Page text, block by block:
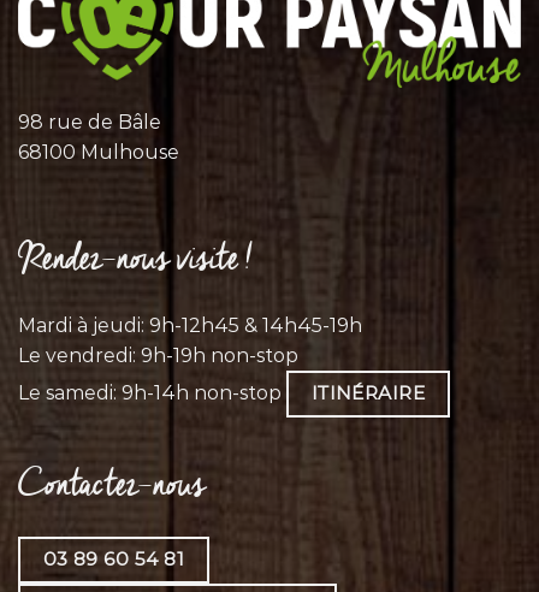
98 rue de Bâle
68100 Mulhouse
Rendez-nous visite !
Mardi à jeudi: 9h-12h45 & 14h45-19h
Le vendredi: 9h-19h non-stop
Le samedi: 9h-14h non-stop
ITINÉRAIRE
Contactez-nous
03 89 60 54 81